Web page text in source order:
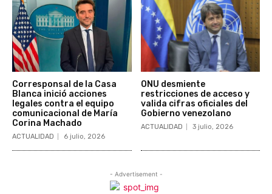
Corresponsal de la Casa
Blanca inició acciones
legales contra el equipo
comunicacional de María
Corina Machado
ACTUALIDAD 6 julio, 2026
ONU desmiente
restricciones de acceso y
valida cifras oficiales del
Gobierno venezolano
ACTUALIDAD 3 julio, 2026
- Advertisement -